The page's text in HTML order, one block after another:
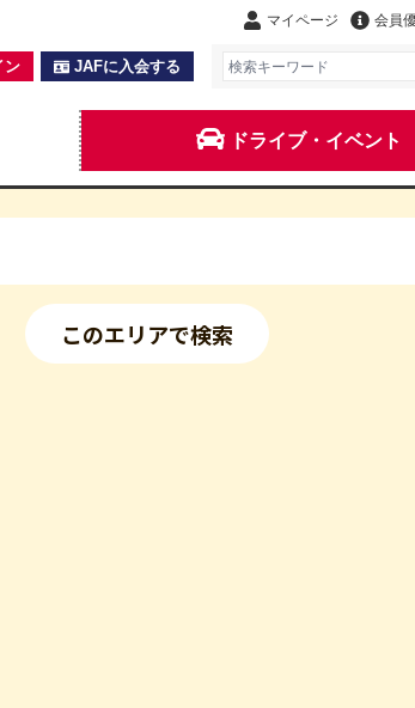
マイページ 会員
ン JAFに入会する
ドライブ・イベント
このエリアで検索